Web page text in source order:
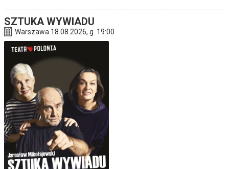
SZTUKA WYWIADU
Warszawa 18.08.2026, g. 19:00